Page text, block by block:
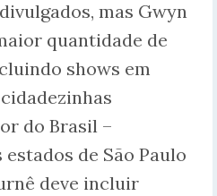
mas Gwyn
quantidade de
shows em
do Brasil –
de São Paulo
deve incluir